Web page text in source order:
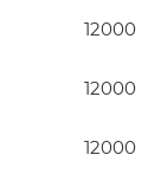
12000
12000
12000